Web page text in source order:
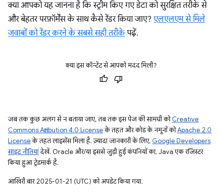
क्या आपको यह जानना है कि स्ट्रीम किए गए डेटा को सुरक्षित तरीके से
और बेहतर परफ़ॉर्मेंस के साथ कैसे रेंडर किया जाए? एलएलएम से मिले
जवाबों को रेंडर करने के सबसे सही तरीकेपढ़ें.
क्या इस कॉन्टेंट से आपको मदद मिली?
जब तक कुछ अलग से न बताया जाए, तब तक इस पेज की सामग्री कोCreative
Commons Attribution 4.0 Licenseके तहत और कोड के नमूनों कोApache 2.0
Licenseके तहत लाइसेंस मिला है. ज़्यादा जानकारी के लिए, Google Developers
साइट नीतियांदेखें. Oracle और/या इससे जुड़ी हुई कंपनियों का, Java एक रजिस्टर
किया हुआ ट्रेडमार्क है.
आखिरी बार 2025-01-21 (UTC) को अपडेट किया गया.